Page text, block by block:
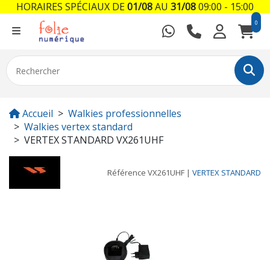
0
Accueil
Walkies professionnelles
Walkies vertex standard
VERTEX STANDARD VX261UHF
Référence VX261UHF | VERTEX STANDARD
HORAIRES SPÉCIAUX DE01/08AU 31/0809:00 - 15:00